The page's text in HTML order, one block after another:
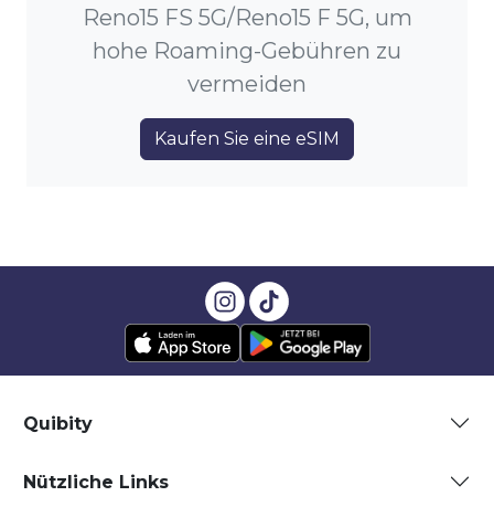
Reno15 FS 5G/Reno15 F 5G, um
hohe Roaming-Gebühren zu
vermeiden
Kaufen Sie eine eSIM
Quibity
Nützliche Links